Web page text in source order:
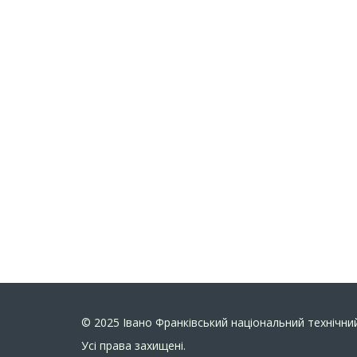
© 2025 Івано Франківський національний
Усi права захищенi.